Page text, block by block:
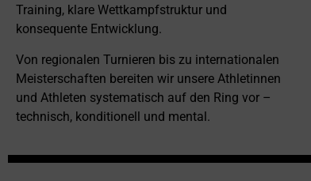
Training, klare Wettkampfstruktur und
konsequente Entwicklung.
Von regionalen Turnieren bis zu internationalen
Meisterschaften bereiten wir unsere Athletinnen
und Athleten systematisch auf den Ring vor –
technisch, konditionell und mental.